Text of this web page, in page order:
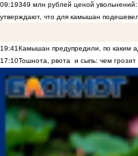
09:19349 млн рублей ценой
утверждают, что для камышан
19:41Камышан предупредили, по каким
17:10Тошнота, рвота и сыпь: чем грозит